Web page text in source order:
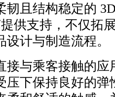
韧且结构稳定的
提供支持，不仅拓
计与制造流程。
接与乘客接触的
压下保持良好的